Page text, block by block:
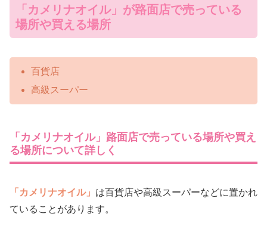
「カメリナオイル」が路面店で売っている
場所や買える場所
百貨店
高級スーパー
「カメリナオイル」路面店で売っている場所や買え
る場所について詳しく
「カメリナオイル」 は百貨店や高級スーパーなどに置かれ
ていることがあります。